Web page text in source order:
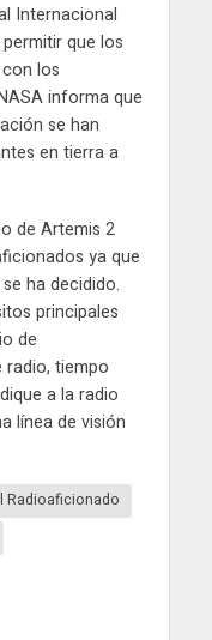
Internacional
que los
los
informa que
se han
en tierra a
de Artemis 2
ya que
ha decidido.
principales
de
radio, tiempo
a la radio
línea de visión
Radioaficionado